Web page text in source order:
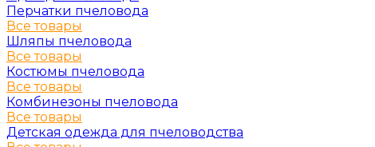
Перчатки пчеловода
Все товары
Шляпы пчеловода
Все товары
Костюмы пчеловода
Все товары
Комбинезоны пчеловода
Все товары
Детская одежда для пчеловодства